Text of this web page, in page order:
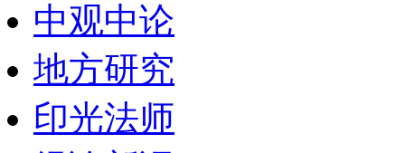
中观中论
地方研究
印光法师